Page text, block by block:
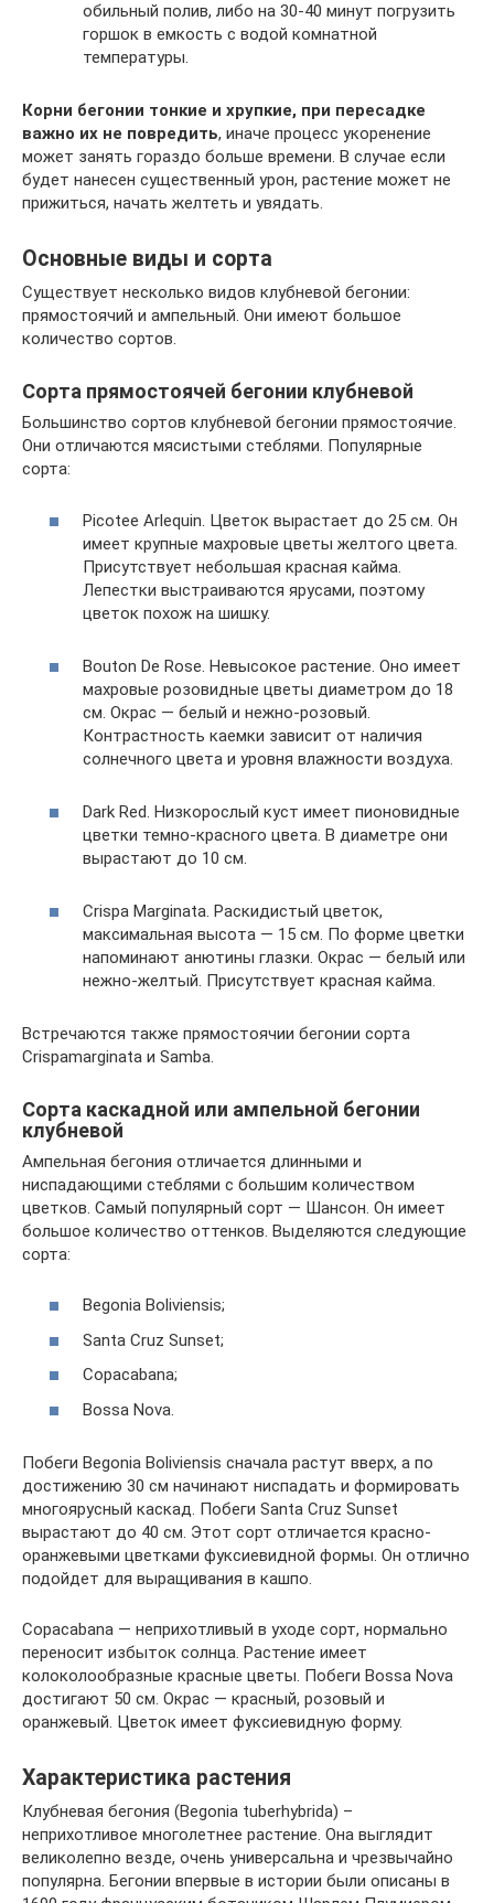
обильный полив, либо на 30-40 минут погрузить
горшок в емкость с водой комнатной
температуры.
Корни бегонии тонкие и хрупкие, при пересадке
важно их не повредить, иначе процесс укоренение
может занять гораздо больше времени. В случае если
будет нанесен существенный урон, растение может не
прижиться, начать желтеть и увядать.
Основные виды и сорта
Существует несколько видов клубневой бегонии:
прямостоячий и ампельный. Они имеют большое
количество сортов.
Сорта прямостоячей бегонии клубневой
Большинство сортов клубневой бегонии прямостоячие.
Они отличаются мясистыми стеблями. Популярные
сорта:
Picotee Arlequin. Цветок вырастает до 25 см. Он
имеет крупные махровые цветы желтого цвета.
Присутствует небольшая красная кайма.
Лепестки выстраиваются ярусами, поэтому
цветок похож на шишку.
Bouton De Rose. Невысокое растение. Оно имеет
махровые розовидные цветы диаметром до 18
см. Окрас — белый и нежно-розовый.
Контрастность каемки зависит от наличия
солнечного цвета и уровня влажности воздуха.
Dark Red. Низкорослый куст имеет пионовидные
цветки темно-красного цвета. В диаметре они
вырастают до 10 см.
Crispa Marginata. Раскидистый цветок,
максимальная высота — 15 см. По форме цветки
напоминают анютины глазки. Окрас — белый или
нежно-желтый. Присутствует красная кайма.
Встречаются также прямостоячии бегонии сорта
Crispamarginata и Samba.
Сорта каскадной или ампельной бегонии
клубневой
Ампельная бегония отличается длинными и
ниспадающими стеблями с большим количеством
цветков. Самый популярный сорт — Шансон. Он имеет
большое количество оттенков. Выделяются следующие
сорта:
Begonia Boliviensis;
Santa Cruz Sunset;
Copacabana;
Bossa Nova.
Побеги Begonia Boliviensis сначала растут вверх, а по
достижению 30 см начинают ниспадать и формировать
многоярусный каскад. Побеги Santa Cruz Sunset
вырастают до 40 см. Этот сорт отличается красно-
оранжевыми цветками фуксиевидной формы. Он отлично
подойдет для выращивания в кашпо.
Copacabana — неприхотливый в уходе сорт, нормально
переносит избыток солнца. Растение имеет
колоколообразные красные цветы. Побеги Bossa Nova
достигают 50 см. Окрас — красный, розовый и
оранжевый. Цветок имеет фуксиевидную форму.
Характеристика растения
Клубневая бегония (Begonia tuberhybrida) –
неприхотливое многолетнее растение. Она выглядит
великолепно везде, очень универсальна и чрезвычайно
популярна. Бегонии впервые в истории были описаны в